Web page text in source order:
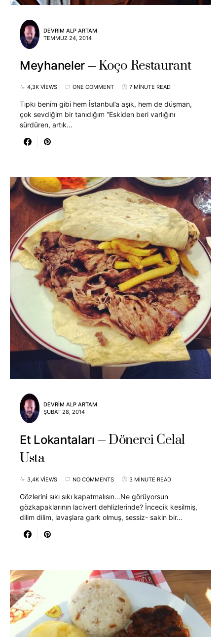
DEVRIM ALP ARTAM
TEMMUZ 24, 2014
Meyhaneler Koço Restaurant
4,3K VIEWS ONE COMMENT 7 MINUTE READ
Tıpkı benim gibi hem İstanbul’a aşık, hem de düşman,
çok sevdiğim bir tanıdığım “Eskiden beri varlığını
sürdüren, artık…
DEVRIM ALP ARTAM
ŞUBAT 28, 2014
Et Lokantaları
Dönerci Celal
Usta
3,4K VIEWS NO COMMENTS 3 MINUTE READ
Gözlerini sıkı sıkı kapatmalısın…Ne görüyorsun
gözkapaklarının lacivert dehlizlerinde? İncecik kesilmiş,
dilim dilim, lavaşlara gark olmuş, sessiz- sakin bir…